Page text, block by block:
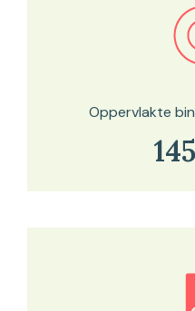
Bekijk in
Oppervlakte